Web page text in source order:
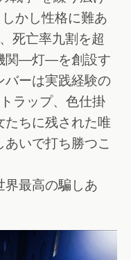
かし性格に難あ
死亡率九割を超
関―灯―を創設す
バーは実践経験の
ラップ、色仕掛
ちに残された唯
いで打ち勝つこ
界最高の騙しあ